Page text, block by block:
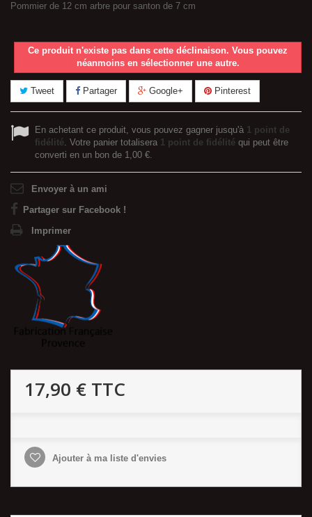
Pommier de 12 cm arbre pour santon de 7 cm
Ce produit n'existe pas dans cette déclinaison. Vous pouvez
néanmoins en sélectionner une autre.
Tweet Partager Google+ Pinterest
En achetant ce produit, vous pouvez gagner jusqu'à 1 point de
fidélité. Votre panier totalisera 1 point de fidélité qui peut être
converti en un bon de 1,00 €.
Envoyer à un ami
Partager sur Facebook !
Imprimer
17,90 € TTC
Ajouter à ma liste d'envies